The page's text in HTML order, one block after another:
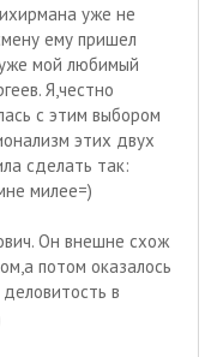
уже не
ему пришел
мой любимый
Я,честно
с этим выбором
этих двух
сделать так:
милее=)
Он внешне схож
потом оказалось
в